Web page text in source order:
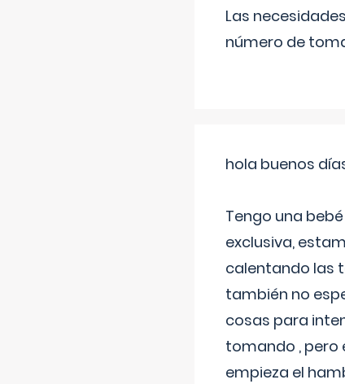
Las
número de
hola buenos
Tengo una
exclusiva,
calentando las
también no
cosas para
tomando , pero
empieza el